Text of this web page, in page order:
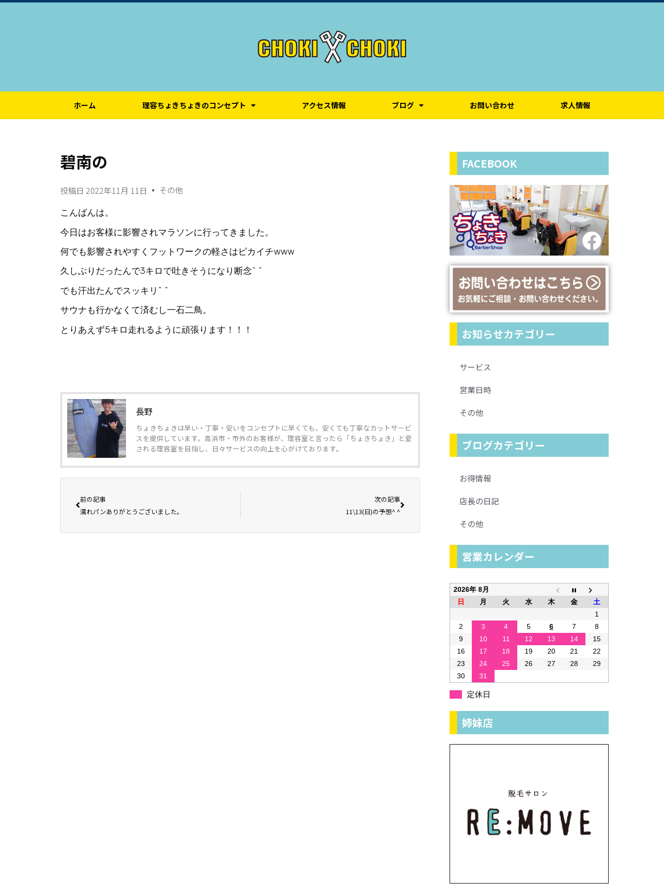
ホーム 理容ちょきちょきのコンセプト アクセス情報 ブログ お問い合わせ 求人情報
碧南の
投稿日 2022年11月 11日 その他
こんばんは。
今日はお客様に影響されマラソンに行ってきました。
何でも影響されやすくフットワークの軽さはピカイチwww
久しぶりだったんで3キロで吐きそうになり断念^ ^
でも汗出たんでスッキリ^ ^
サウナも行かなくて済むし一石二鳥。
とりあえず5キロ走れるように頑張ります！！！
長野
ちょきちょきは早い・丁寧・安いをコンセプトに早くても、安くても丁寧なカットサービ
スを提供しています。高浜市・市外のお客様が、理容室と言ったら「ちょきちょき」と愛
される理容室を目指し、日々サービスの向上を心がけております。
前の記事
濡れパンありがとうございました。
次の記事
11\13(日)の予想^ ^
FACEBOOK
お知らせカテゴリー
サービス
営業日時
その他
ブログカテゴリー
お得情報
店長の日記
その他
営業カレンダー
2026年 8月
日
月 火 水 木 金
土
1
2
3 4 5 6 7
8
9
10 11 12 13 14
15
16
17 18 19 20 21
22
23
24 25 26 27 28
29
30
31
定休日
姉妹店